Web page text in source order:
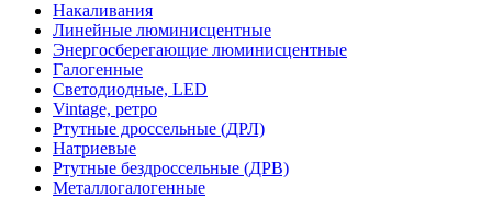
Накаливания
Линейные люминисцентные
Энергосберегающие люминисцентные
Галогенные
Светодиодные, LED
Vintage, ретро
Ртутные дроссельные (ДРЛ)
Натриевые
Ртутные бездроссельные (ДРВ)
Металлогалогенные